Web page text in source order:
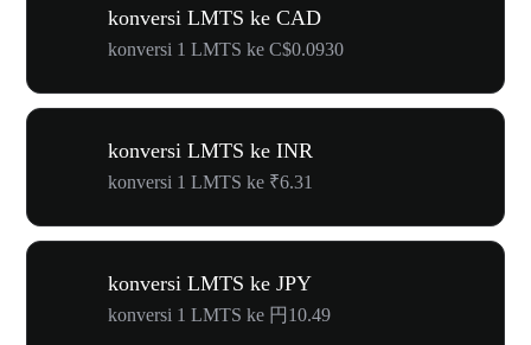
konversi LMTS ke CAD
konversi 1 LMTS ke C$0.0930
konversi LMTS ke INR
konversi 1 LMTS ke ₹6.31
konversi LMTS ke JPY
konversi 1 LMTS ke 円10.49